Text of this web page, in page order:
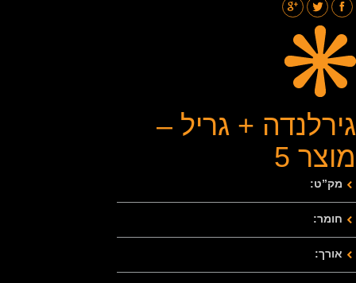
גירלנדה + גריל –
מוצר 5
מק”ט:
חומר:
אורך: